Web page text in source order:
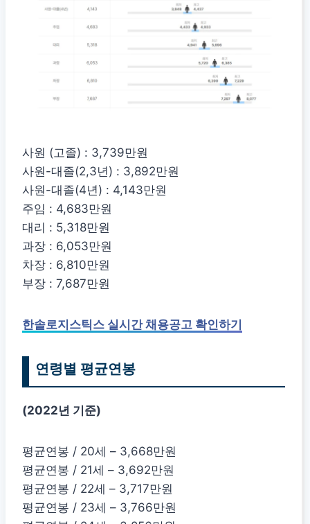
사원 (고졸) : 3,739만원
사원-대졸(2,3년) : 3,892만원
사원-대졸(4년) : 4,143만원
주임 : 4,683만원
대리 : 5,318만원
과장 : 6,053만원
차장 : 6,810만원
부장 : 7,687만원
한솔로지스틱스 실시간 채용공고 확인하기
연령별 평균연봉
(2022년 기준)
평균연봉 / 20세 – 3,668만원
평균연봉 / 21세 – 3,692만원
평균연봉 / 22세 – 3,717만원
평균연봉 / 23세 – 3,766만원